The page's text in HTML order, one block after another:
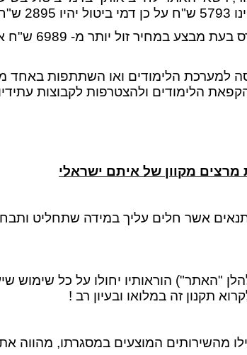
ש"ח
מ- 6989 ש"ח אז ינוכו 2895 ש"ח מהמחיר ששולם .
למערכת הלימודים ואו השתתפות באחד
הלימודים ולהצטרפות לקבוצות
מקוון של איתם ישראלי
אשר חלים עליך במידה שתחליט
"האתר") הוראותיו יחולו על כל שימוש
תקנון זה במלואו ובעיון רב !
מהשירותים המוצעים במסגרתו,